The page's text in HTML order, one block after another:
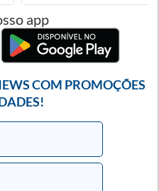
app
COM PROMOÇÕES